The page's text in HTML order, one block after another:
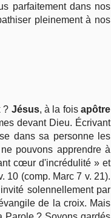
parfaitement dans nos
pleinement à nos
? Jésus, à la foisapôtre
devant Dieu. Écrivant
dans sa personne les
pouvons apprendre à
cœur d'incrédulité » et
10 (comp. Marc 7 v. 21).
solennellement par
de la croix. Mais